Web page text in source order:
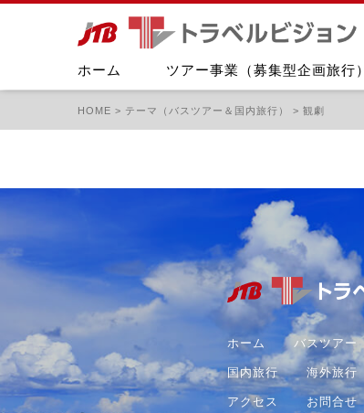
ホーム ツアー事業（募集型企画旅行）
HOME > テーマ（バスツアー＆国内旅行） >観劇
ホーム バスツアー
国内旅行 海外旅行
アクセス お問合せ